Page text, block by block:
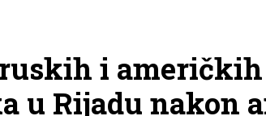
i američkih
u Rijadu nakon